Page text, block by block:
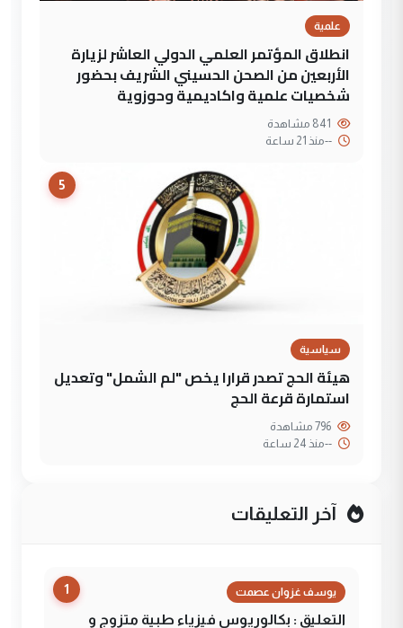
علمية
انطلاق المؤتمر العلمي الدولي العاشر لزيارة
الأربعين من الصحن الحسيني الشريف بحضور
شخصيات علمية واكاديمية وحوزوية
--منذ 21 ساعة
5
سياسية
هيئة الحج تصدر قرارا يخص "لم الشمل" وتعديل
استمارة قرعة الحج
--منذ 24 ساعة
آخر التعليقات
1 يوسف غزوان عصمت
التعليق : بكالوريوس فيزياء طبية متزوج و